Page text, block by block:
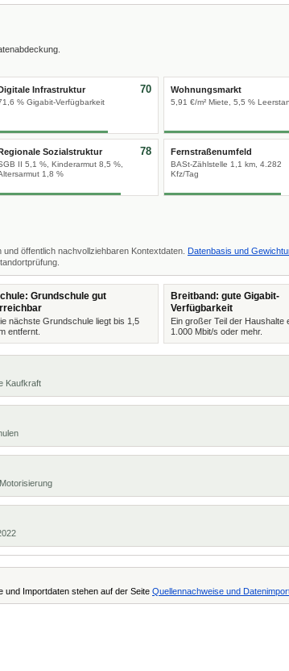
Infrastruktur
% Gigabit-Verfügbarkeit
70 Wohnungsmarkt
5,91 €/m² Miete, 5,5 %
Sozialstruktur
II 5,1 %, Kinderarmut 8,5 %,
1,8 %
78 Fernstraßenumfeld
BASt-Zählstelle 1,1 km, 4.282
Kfz/Tag
öffentlich nachvollziehbaren Kontextdaten. Datenbasis und
Grundschule gut
nächste Grundschule liegt bis 1,5
entfernt.
Breitband: gute Gigabit-
Verfügbarkeit
Ein großer Teil der Haushalte
1.000 Mbit/s oder mehr.
Kaufkraft
und Importdaten stehen auf der Seite Quellennachweise und